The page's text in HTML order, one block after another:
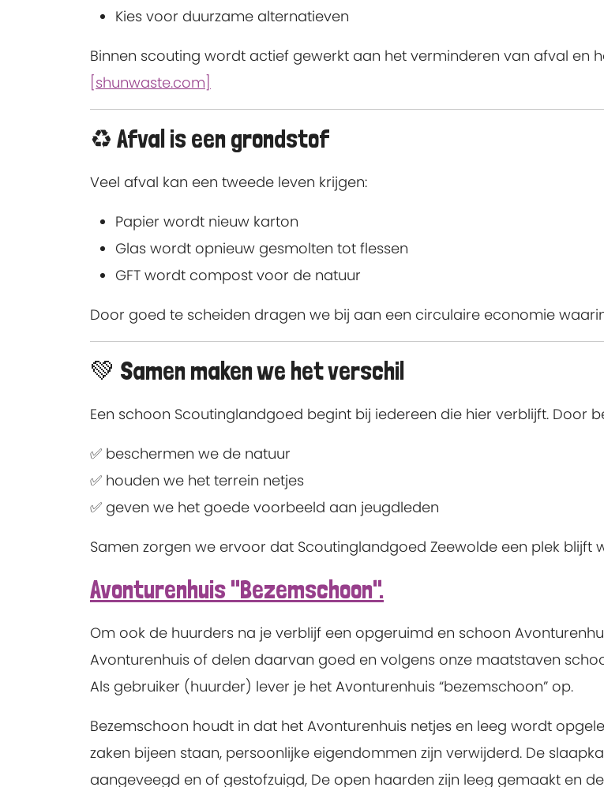
Kies voor duurzame alternatieven
Binnen scouting wordt actief gewerkt aan het verminderen van afval en
[shunwaste.com]
♻️ Afval is een grondstof
Veel afval kan een tweede leven krijgen:
Papier wordt nieuw karton
Glas wordt opnieuw gesmolten tot flessen
GFT wordt compost voor de natuur
Door goed te scheiden dragen we bij aan een circulaire economie
💚 Samen maken we het verschil
Een schoon Scoutinglandgoed begint bij iedereen die hier verblijft. Door
✅ beschermen we de natuur
✅ houden we het terrein netjes
✅ geven we het goede voorbeeld aan jeugdleden
Samen zorgen we ervoor dat Scoutinglandgoed Zeewolde een plek
Avonturenhuis "Bezemschoon".
Om ook de huurders na je verblijf een opgeruimd en schoon
Avonturenhuis of delen daarvan goed en volgens onze maatstaven
Als gebruiker (huurder) lever je het Avonturenhuis “bezemschoon” op.
Bezemschoon houdt in dat het Avonturenhuis netjes en leeg wordt
zaken bijeen staan, persoonlijke eigendommen zijn verwijderd. De
aangeveegd en of gestofzuigd, De open haarden zijn leeg gemaakt en